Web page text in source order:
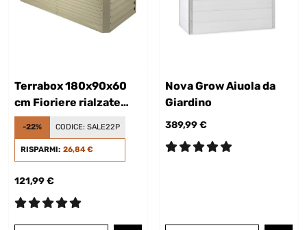
Terrabox 180x90x60
cm Fioriere rialzate
Crema
-22% CODICE: SALE22P
RISPARMI: 26,84 €
121,99 €
Nova Grow Aiuola da
Giardino
389,99 €